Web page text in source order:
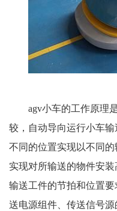
agv小车的工作原理
较，自动导向运行小车
不同的位置实现以不同
实现对所输送的物件安
输送工件的节拍和位置
送电源组件、传送信号